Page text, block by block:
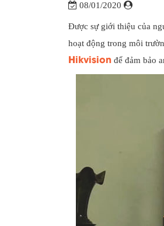
08/01/2020
Được sự giới thiệu của
hoạt động trong môi
Hikvision để đảm bảo